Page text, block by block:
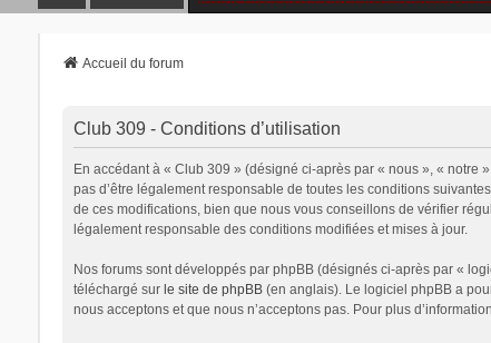
Accueil du forum
Club 309 - Conditions d’utilisation
En accédant à « Club 309 » (désigné ci-après par « nous », « notre
pas d’être légalement responsable de toutes les conditions
de ces modifications, bien que nous vous conseillons de vérifier
légalement responsable des conditions modifiées et mises à jour.
Nos forums sont développés par phpBB (désignés ci-après par «
téléchargé sur le site de phpBB(en anglais). Le logiciel phpBB a
nous acceptons et que nous n’acceptons pas. Pour plus